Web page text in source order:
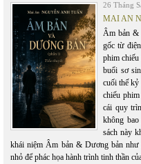
26 Tháng
MAI AN
Âm bản &
gốc từ
phim
buổi sơ
cuối thế
chiếu
cái quy
không
sách này
khái niệm Âm bản & Dương bản như
nhỏ để phác họa hành trình tinh thần